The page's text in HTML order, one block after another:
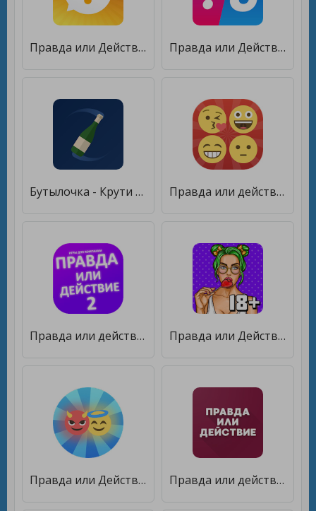
Правда или Действие Правда или Действие - ИГРА [Полная версия]
Бутылочка - Крути Бутылочку - Правда или Действие [Бесплатные покупки] Правда или действие 2 [Мод меню]
Правда или действие игра. Игры для компании [Много монет] Правда или Действие Игра для Взрослых 21+ и 18+ [Бесплатные покупки]
Правда или Действие 2020 [Много монет] Правда или действие? [Много денег]